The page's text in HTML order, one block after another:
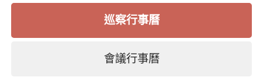
巡察行事曆
會議行事曆